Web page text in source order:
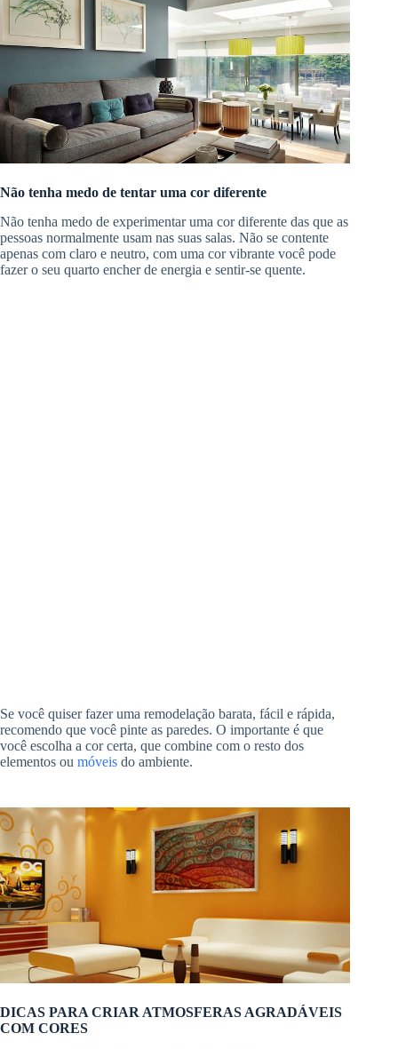
Não tenha medo de tentar uma cor diferente
Não tenha medo de experimentar uma cor diferente das que as
pessoas normalmente usam nas suas salas. Não se contente
apenas com claro e neutro, com uma cor vibrante você pode
fazer o seu quarto encher de energia e sentir-se quente.
Se você quiser fazer uma remodelação barata, fácil e rápida,
recomendo que você pinte as paredes. O importante é que
você escolha a cor certa, que combine com o resto dos
elementos ou móveis do ambiente.
DICAS PARA CRIAR ATMOSFERAS AGRADÁVEIS ​​
COM CORES